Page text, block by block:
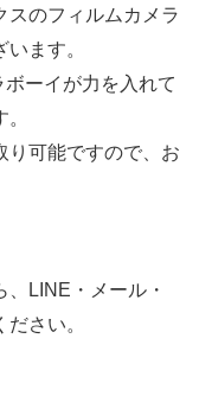
スのフィルムカメラ
ます。
ーイが力を入れて
り可能ですので、お
LINE・メール・
さい。